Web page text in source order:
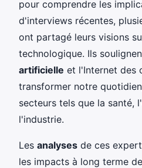
pour comprendre les
d'interviews récentes,
ont partagé leurs visions
technologique. Ils
artificielle et l'Internet des
transformer notre
secteurs tels que la santé,
l'industrie.
Les analyses de ces
les impacts à long terme